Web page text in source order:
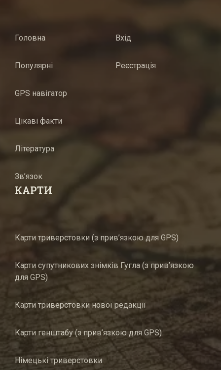
Головна
Популярні
GPS навігатор
Цікаві факти
Література
Зв’язок
Вхід
Реєстрація
КАРТИ
Карти триверстовки (з прив’язкою для GPS)
Карти супутникових знімків Гугла (з прив’язкою
для GPS)
Карти триверстовки нової редакції
Карти генштабу (з прив’язкою для GPS)
Німецькі триверстовки